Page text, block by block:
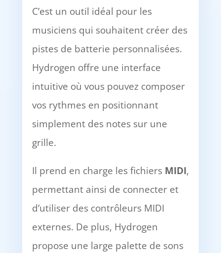
C’est un outil idéal pour les
musiciens qui souhaitent créer des
pistes de batterie personnalisées.
Hydrogen offre une interface
intuitive où vous pouvez composer
vos rythmes en positionnant
simplement des notes sur une
grille.
Il prend en charge les fichiers MIDI,
permettant ainsi de connecter et
d’utiliser des contrôleurs MIDI
externes. De plus, Hydrogen
propose une large palette de sons